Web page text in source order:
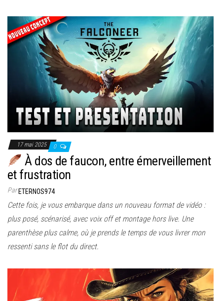
17 mai 2025 0
À dos de faucon, entre émerveillement
et frustration
ParETERNOS974
Cette fois, je vous embarque dans un nouveau format de vidéo :
plus posé, scénarisé, avec voix off et montage hors live. Une
parenthèse plus calme, où je prends le temps de vous livrer mon
ressenti sans le flot du direct.